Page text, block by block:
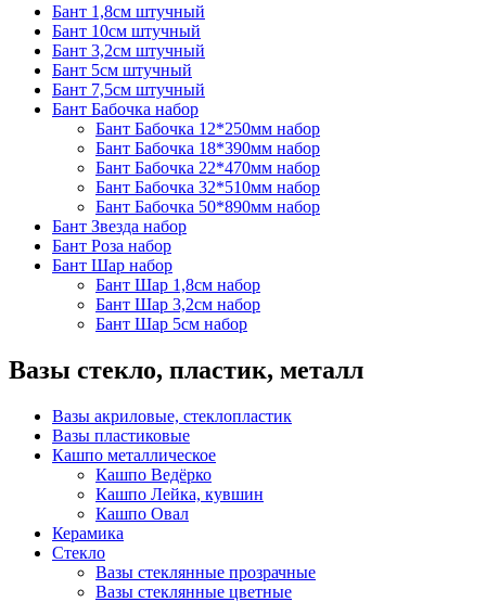
Бант 1,8см штучный
Бант 10см штучный
Бант 3,2см штучный
Бант 5см штучный
Бант 7,5см штучный
Бант Бабочка набор
Бант Бабочка 12*250мм набор
Бант Бабочка 18*390мм набор
Бант Бабочка 22*470мм набор
Бант Бабочка 32*510мм набор
Бант Бабочка 50*890мм набор
Бант Звезда набор
Бант Роза набор
Бант Шар набор
Бант Шар 1,8см набор
Бант Шар 3,2см набор
Бант Шар 5см набор
Вазы стекло, пластик, металл
Вазы акриловые, стеклопластик
Вазы пластиковые
Кашпо металлическое
Кашпо Ведёрко
Кашпо Лейка, кувшин
Кашпо Овал
Керамика
Стекло
Вазы стеклянные прозрачные
Вазы стеклянные цветные